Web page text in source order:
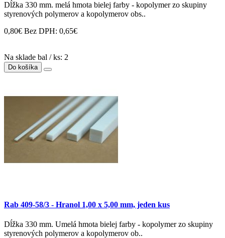
Dĺžka 330 mm. melá hmota bielej farby - kopolymer zo skupiny
styrenových polymerov a kopolymerov obs..
0,80€ Bez DPH: 0,65€
Na sklade bal / ks: 2
Do košíka
Rab 409-58/3 - Hranol 1,00 x 5,00 mm, jeden kus
Dĺžka 330 mm. Umelá hmota bielej farby - kopolymer zo skupiny
styrenových polymerov a kopolymerov ob..